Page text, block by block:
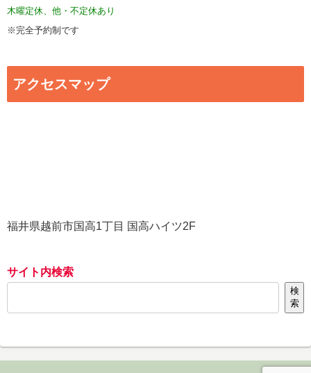
木曜定休、他・不定休あり
※完全予約制です
アクセスマップ
福井県越前市国高1丁目 国高ハイツ2F
サイト内検索
検
索